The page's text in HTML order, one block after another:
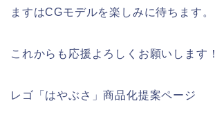
ますはCGモデルを楽しみに待ちます。
これからも応援よろしくお願いします！
レゴ「はやぶさ」商品化提案ページ